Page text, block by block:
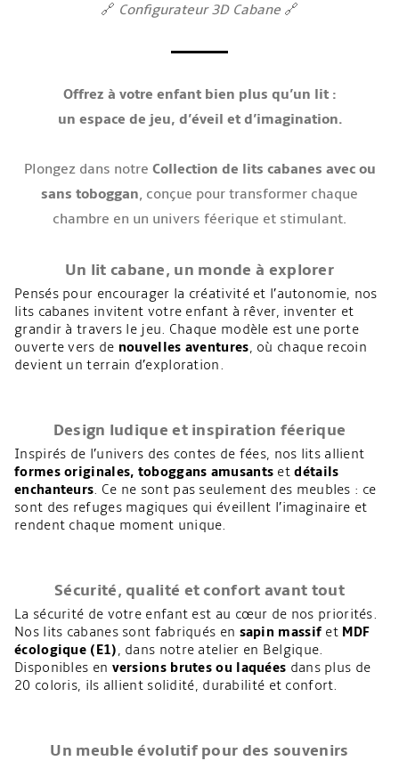
🔗 Configurateur 3D Cabane 🔗
Offrez à votre enfant bien plus qu’un lit :
un espace de jeu, d’éveil et d’imagination.
Plongez dans notre Collection de lits cabanes avec ou
sans toboggan, conçue pour transformer chaque
chambre en un univers féerique et stimulant.
Un lit cabane, un monde à explorer
Pensés pour encourager la créativité et l’autonomie, nos
lits cabanes invitent votre enfant à rêver, inventer et
grandir à travers le jeu. Chaque modèle est une porte
ouverte vers de nouvelles aventures, où chaque recoin
devient un terrain d’exploration.
Design ludique et inspiration féerique
Inspirés de l’univers des contes de fées, nos lits allient
formes originales, toboggans amusants etdétails
enchanteurs. Ce ne sont pas seulement des meubles : ce
sont des refuges magiques qui éveillent l’imaginaire et
rendent chaque moment unique.
Sécurité, qualité et confort avant tout
La sécurité de votre enfant est au cœur de nos priorités.
Nos lits cabanes sont fabriqués en sapin massif et MDF
écologique (E1), dans notre atelier en Belgique.
Disponibles en versions brutes ou laquées dans plus de
20 coloris, ils allient solidité, durabilité et confort.
Un meuble évolutif pour des souvenirs